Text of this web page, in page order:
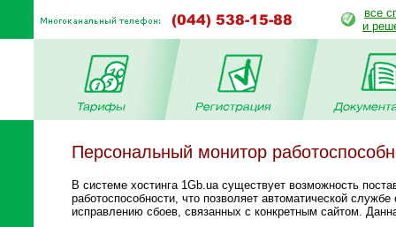
все
и
Персональный монитор
В системе хостинга 1Gb.ua существует возможность
работоспособности, что позволяет автоматической
исправлению сбоев, связанных с конкретным сайтом.